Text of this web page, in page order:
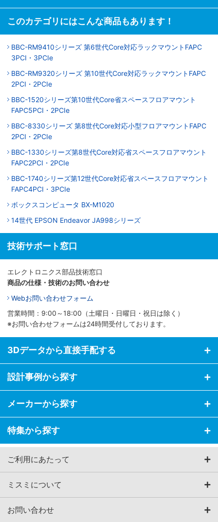
このカテゴリにはこんな商品もあります！
BBC-RM9410シリーズ 第6世代Core対応ラックマウントFAPC
3PCI・3PCIe
BBC-RM9320シリーズ 第10世代Core対応ラックマウントFAPC
2PCI・2PCIe
BBC-1520シリーズ第10世代Core省スペースフロアマウント
FAPC5PCI・2PCIe
BBC-8330シリーズ 第8世代Core対応小型フロアマウントFAPC
2PCI・2PCIe
BBC-1330シリーズ第8世代Core対応省スペースフロアマウント
FAPC2PCI・2PCIe
BBC-1740シリーズ第12世代Core対応省スペースフロアマウント
FAPC4PCI・3PCIe
ボックスコンピュータ BX-M1020
14世代 EPSON Endeavor JA998シリーズ
技術サポート窓口
エレクトロニクス部品技術窓口
商品の仕様・技術のお問い合わせ
Webお問い合わせフォーム
営業時間：9:00～18:00（土曜日・日曜日・祝日は除く）
※お問い合わせフォームは24時間受付しております。
3Dデータから直接手配する
設計事例から探す
メーカーから探す
特集から探す
ご利用にあたって
ミスミについて
お問い合わせ